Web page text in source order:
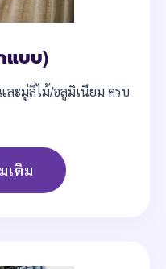
แบบ)
ะมู่ลี่ไม้/อลูมิเนียม ครบ
เติม